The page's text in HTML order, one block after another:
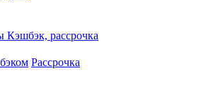
Кэшбэк, рассрочка
Рассрочка